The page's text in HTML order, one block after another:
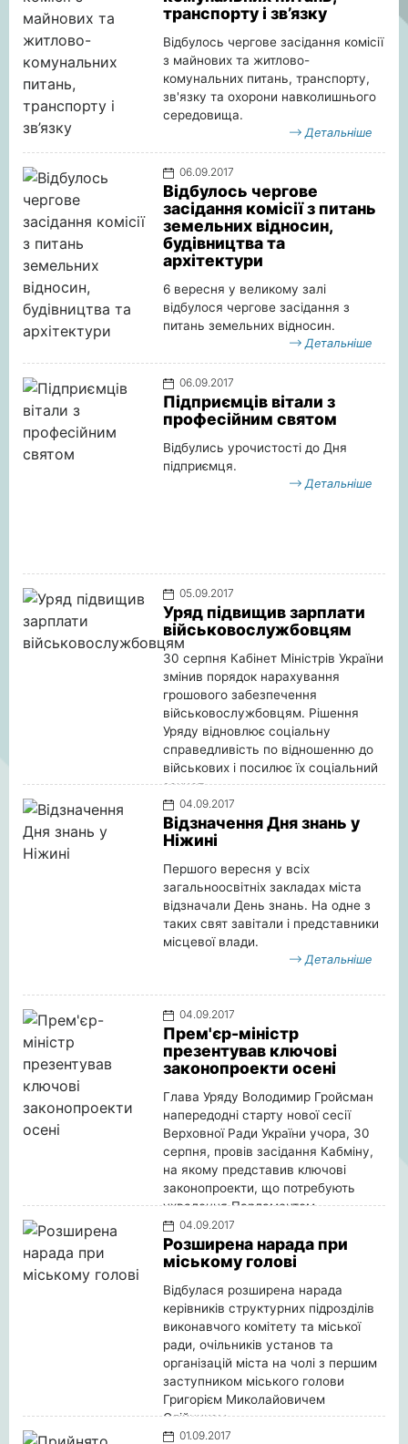
транспорту і зв’язку
Відбулось чергове засідання комісії
з майнових та житлово-
комунальних питань, транспорту,
зв'язку та охорони навколишнього
середовища.
Детальніше
06.09.2017
Відбулось чергове
засідання комісії з питань
земельних відносин,
будівництва та
архітектури
6 вересня у великому залі
відбулося чергове засідання з
питань земельних відносин.
Детальніше
06.09.2017
Підприємців вітали з
професійним святом
Відбулись урочистості до Дня
підприємця.
Детальніше
05.09.2017
Уряд підвищив зарплати
військовослужбовцям
30 серпня Кабінет Міністрів України
змінив порядок нарахування
грошового забезпечення
військовослужбовцям. Рішення
Уряду відновлює соціальну
справедливість по відношенню до
військових і посилює їх соціальний
захист.
04.09.2017
Відзначення Дня знань у
Ніжині
Першого вересня у всіх
загальноосвітніх закладах міста
відзначали День знань. На одне з
таких свят завітали і представники
місцевої влади.
Детальніше
04.09.2017
Прем'єр-міністр
презентував ключові
законопроекти осені
Глава Уряду Володимир Гройсман
напередодні старту нової сесії
Верховної Ради України учора, 30
серпня, провів засідання Кабміну,
на якому представив ключові
законопроекти, що потребують
ухвалення Парламентом.
04.09.2017
Розширена нарада при
міському голові
Відбулася розширена нарада
керівників структурних підрозділів
виконавчого комітету та міської
ради, очільників установ та
організацій міста на чолі з першим
заступником міського голови
Григорієм Миколайовичем
Олійником
01.09.2017